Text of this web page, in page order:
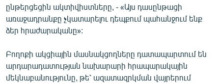
ԲԱՆԱՎԵՃ
ՁԳՏԵԼՈՎ ԼԱՎԱԳՈՒՅՆԻՆ
Հայերեն
ընթերցեցին ակտիվիստները, - «Այս դասընթացի
առաջադրանքը չկատարելու դեպքում պահանջում ենք
ձեր հրաժարականը»:
Բողոքի ակցիային մասնակցողները դատապարտում են
արդարադատության նախարարի հրապարակային
մեկնաբանությունը, թե՝ ազատազրկման վայրերում